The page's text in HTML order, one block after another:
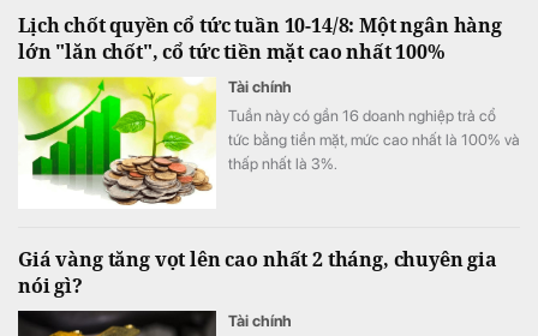
Lịch chốt quyền cổ tức tuần 10-14/8: Một ngân hàng
lớn "lăn chốt", cổ tức tiền mặt cao nhất 100%
Tài chính
Tuần này có gần 16 doanh nghiệp trả cổ
tức bằng tiền mặt, mức cao nhất là 100% và
thấp nhất là 3%.
Giá vàng tăng vọt lên cao nhất 2 tháng, chuyên gia
nói gì?
Tài chính